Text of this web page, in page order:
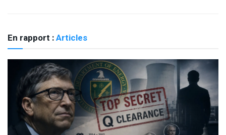
En rapport :Articles